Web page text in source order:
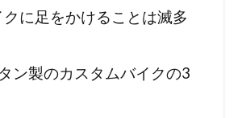
に足をかけることは滅多
ン製のカスタムバイクの3